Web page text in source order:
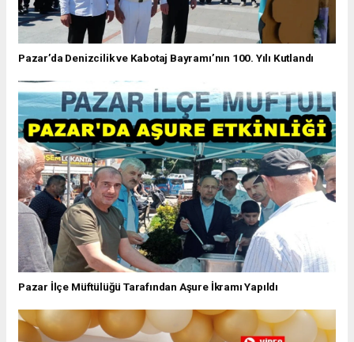
Pazar’da Denizcilik ve Kabotaj Bayramı’nın 100. Yılı Kutlandı
Pazar İlçe Müftülüğü Tarafından Aşure İkramı Yapıldı